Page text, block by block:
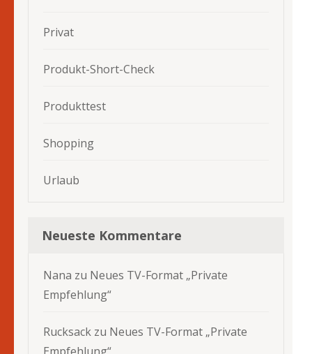
Privat
Produkt-Short-Check
Produkttest
Shopping
Urlaub
Neueste Kommentare
Nana zu Neues TV-Format „Private
Empfehlung“
Rucksack zu Neues TV-Format „Private